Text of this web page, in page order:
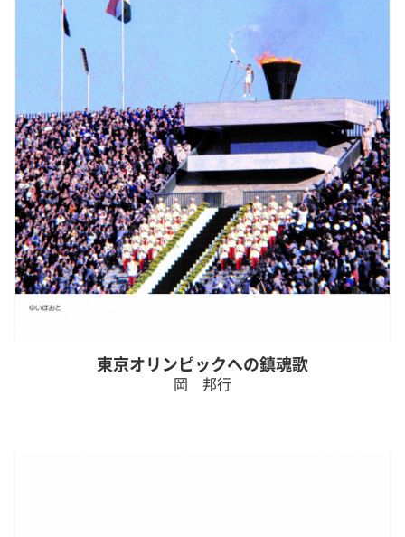
東京オリンピックへの鎮魂歌
岡 邦行